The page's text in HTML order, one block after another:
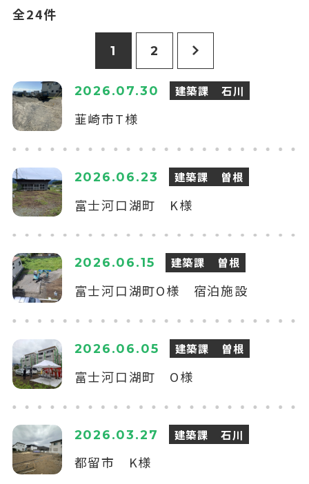
全24件
1 2
2026.07.30 建築課 石川
韮崎市T様
2026.06.23 建築課 曽根
富士河口湖町 K様
2026.06.15 建築課 曽根
富士河口湖町O様 宿泊施設
2026.06.05 建築課 曽根
富士河口湖町 O様
2026.03.27 建築課 石川
都留市 K様